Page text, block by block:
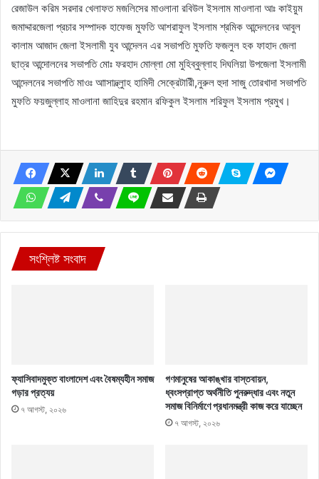
রেজাউল করিম সরদার খেলাফত মজলিসের মাওলানা রবিউল ইসলাম মাওলানা আঃ কাইয়ুম
জমাদ্দারজেলা প্রচার সম্পাদক হাফেজ মুফতি আশরাফুল ইসলাম শ্রমিক আন্দেলনের আবুল
কালাম আজাদ জেলা ইসলামী যুব আন্দেলন এর সভাপতি মুফতি ফজলুল হক ফাহাদ জেলা
ছাত্র আন্দোলনের সভাপতি মোঃ ফরহাদ মোল্লা মো মুহিব্বুল্লাহ দিঘলিয়া উপজেলা ইসলামী
আন্দেলনের সভাপতি মাওঃ আাসাদ্ল্লুাহ হামিদী সেক্রেটারিী,নুরুল হুদা সাজু তোরখাদা সভাপতি
মুফতি ফয়জুল্লাহ মাওলানা জাহিদুর রহমান রফিকুল ইসলাম শরিফুল ইসলাম প্রমুখ।
সংশ্লিষ্ট সংবাদ
ফ্যাসিবাদমুক্ত বাংলাদেশ এবং বৈষম্যহীন সমাজ
গড়ার প্রত্যয়
৭ আগস্ট, ২০২৬
গণমানুষের আকাঙ্খার বাস্তবায়ন,
ধ্বংসপ্রাপ্ত অর্থনীতি পুনরুদ্ধার এবং নতুন
সমাজ বিনির্মাণে প্রধানমন্ত্রী কাজ করে যাচ্ছেন
৭ আগস্ট, ২০২৬